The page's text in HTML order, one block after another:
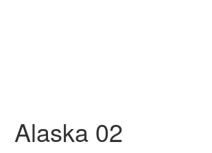
Alaska 02